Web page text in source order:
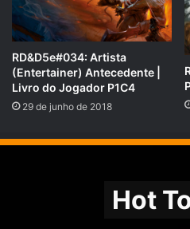
Nossa Campanha do
PADRIM:https://
FacebookRpgNextPage
Grupo do Facebook
Twitter @RPG_Next
Canal doYouTube,
RPG Next Podcastcom5
na divulgação!
RD&D5e#034: Artista
(Entertainer) Antecedente |
Livro do Jogador P1C4
29 de junho de 2018
Hot